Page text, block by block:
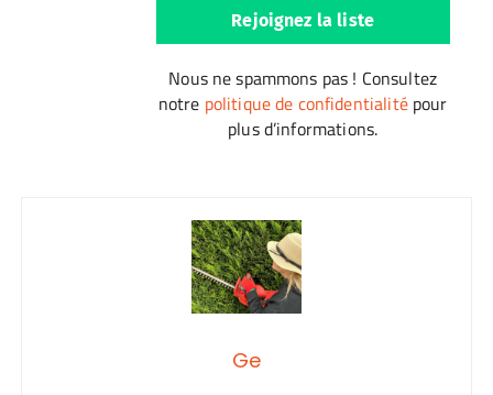
Nous ne spammons pas ! Consultez
notre politique de confidentialitépour
plus d’informations.
Ge